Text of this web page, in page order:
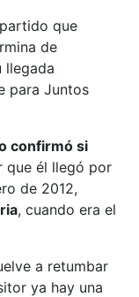
que
de
llegada
para Juntos
confirmó si
que él llegó por
de 2012,
, cuando era el
a retumbar
ya hay una